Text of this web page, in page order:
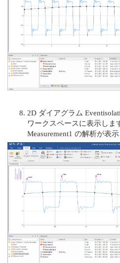
2D ダイアグラム
ワークスペースに表示しま
Measurement1 の解析が表示